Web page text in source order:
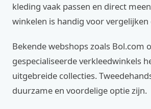
kleding vaak passen en direct
winkelen is handig voor vergelijken
Bekende webshops zoals Bol.com
gespecialiseerde verkleedwinkels
uitgebreide collecties.
duurzame en voordelige optie zijn.